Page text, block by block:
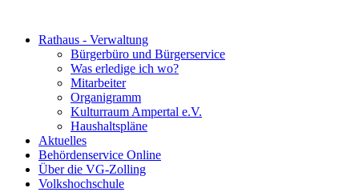
Rathaus - Verwaltung
Bürgerbüro und Bürgerservice
Was erledige ich wo?
Mitarbeiter
Organigramm
Kulturraum Ampertal e.V.
Haushaltspläne
Aktuelles
Behördenservice Online
Über die VG-Zolling
Volkshochschule